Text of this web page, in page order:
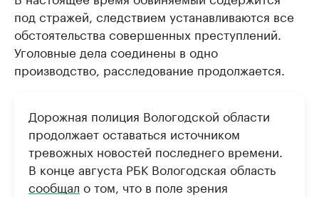
под стражей, следствием устанавливаются все
обстоятельства совершенных преступлений.
Уголовные дела соединены в одно
производство, расследование продолжается.
Дорожная полиция Вологодской области
продолжает оставаться источником
тревожных новостей последнего времени.
В конце августа РБК Вологодская область
сообщал о том, что в поле зрения